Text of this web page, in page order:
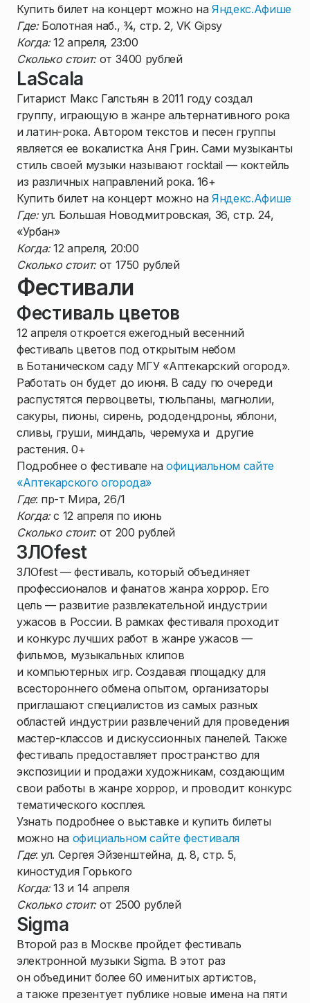
Купить билет на концерт можно наЯндекс.Афише
Где:Болотная наб., ¾, стр. 2, VK Gipsy
Когда:12 апреля, 23:00
Сколько стоит:от 3400 рублей
LaScala
Гитарист Макс Галстьян в 2011 году создал
группу, играющую в жанре альтернативного рока
и латин-рока. Автором текстов и песен группы
является ее вокалистка Аня Грин. Сами музыканты
стиль своей музыки называют rocktail — коктейль
из различных направлений рока. 16+
Купить билет на концерт можно наЯндекс.Афише
Где:ул. Большая Новодмитровская, 36, стр. 24,
«Урбан»
Когда:12 апреля, 20:00
Сколько стоит:от 1750 рублей
Фестивали
Фестиваль цветов
12 апреля откроется ежегодный весенний
фестиваль цветов под открытым небом
в Ботаническом саду МГУ «Аптекарский огород».
Работать он будет до июня. В саду по очереди
распустятся первоцветы, тюльпаны, магнолии,
сакуры, пионы, сирень, рододендроны, яблони,
сливы, груши, миндаль, черемуха и другие
растения. 0+
Подробнее о фестивале на официальном сайте
«Аптекарского огорода»
Где: пр-т Мира, 26/1
Когда:с 12 апреля по июнь
Сколько стоит:от 200 рублей
ЗЛОfest
ЗЛОfest — фестиваль, который объединяет
профессионалов и фанатов жанра хоррор. Его
цель — развитие развлекательной индустрии
ужасов в России. В рамках фестиваля проходит
и конкурс лучших работ в жанре ужасов —
фильмов, музыкальных клипов
и компьютерных игр. Создавая площадку для
всестороннего обмена опытом, организаторы
приглашают специалистов из самых разных
областей индустрии развлечений для проведения
мастер-классов и дискуссионных панелей. Также
фестиваль предоставляет пространство для
экспозиции и продажи художникам, создающим
свои работы в жанре хоррор, и проводит конкурс
тематического косплея.
Узнать подробнее о выставке и купить билеты
можно на официальном сайте фестиваля
Где: ул. Сергея Эйзенштейна, д. 8, стр. 5,
киностудия Горького
Когда:13 и 14 апреля
Сколько стоит:от 2500 рублей
Sigma
Второй раз в Москве пройдет фестиваль
электронной музыки Sigma. В этот раз
он объединит более 60 именитых артистов,
а также презентует публике новые имена на пяти